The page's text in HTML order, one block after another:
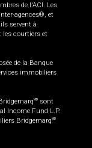
de l'ACI. Les
agences®, et
servent à
les courtiers et
de la Banque
immobiliers
MD
sont
Income Fund L.P.
BridgemarqMD